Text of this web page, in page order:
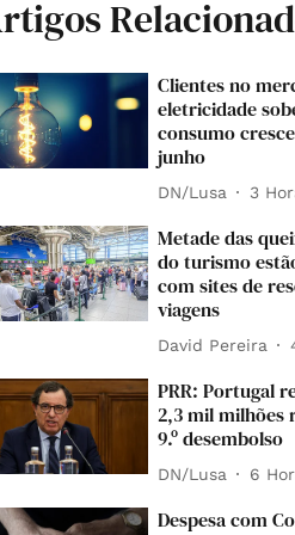
Clientes no
eletricidade
consumo
junho
DN/Lusa 3
Metade das
do turismo
com sites de
viagens
David Pereira
PRR: Portugal
2,3 mil milhões
9.º desembolso
DN/Lusa 6
Despesa com